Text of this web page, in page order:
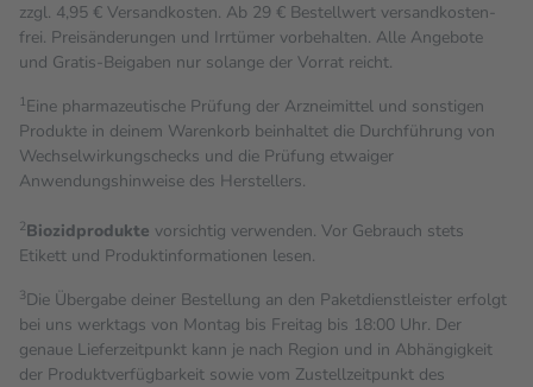
zzgl. 4,95 € Versandkosten. Ab 29 € Bestell­wert versand­kosten­
frei. Preisänderungen und Irrtümer vorbehalten. Alle Angebote
und Gratis-Beigaben nur solange der Vorrat reicht.
1Eine pharmazeutische Prüfung der Arzneimittel und sonstigen
Produkte in deinem Warenkorb beinhaltet die Durchführung von
Wechselwirkungschecks und die Prüfung etwaiger
Anwendungshinweise des Herstellers.
2Biozidprodukte vorsichtig verwenden. Vor Gebrauch stets
Etikett und Produktinformationen lesen.
3Die Übergabe deiner Bestellung an den Paketdienstleister erfolgt
bei uns werktags von Montag bis Freitag bis 18:00 Uhr. Der
genaue Lieferzeitpunkt kann je nach Region und in Abhängigkeit
der Produktverfügbarkeit sowie vom Zustellzeitpunkt des